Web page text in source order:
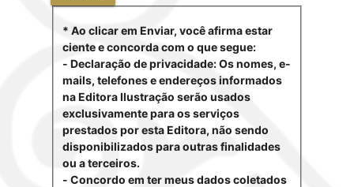
* Ao clicar em Enviar, você afirma estar
ciente e concorda com o que segue:
- Declaração de privacidade: Os nomes, e-
mails, telefones e endereços informados
na Editora Ilustração serão usados
exclusivamente para os serviços
prestados por esta Editora, não sendo
disponibilizados para outras finalidades
ou a terceiros.
- Concordo em ter meus dados coletados